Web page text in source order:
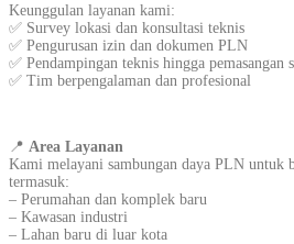
Keunggulan layanan kami:
✅ Survey lokasi dan konsultasi teknis
✅ Pengurusan izin dan dokumen PLN
✅ Pendampingan teknis hingga pemasangan
✅ Tim berpengalaman dan profesional
📍 Area Layanan
Kami melayani sambungan daya PLN untuk
termasuk:
– Perumahan dan komplek baru
– Kawasan industri
– Lahan baru di luar kota